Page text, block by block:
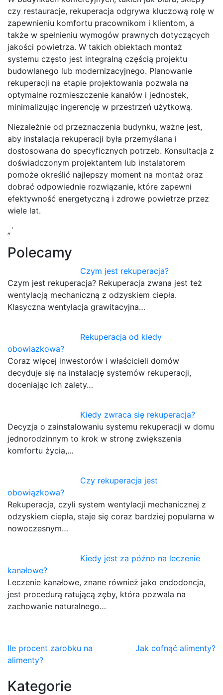
czy restauracje, rekuperacja odgrywa kluczową rolę w
zapewnieniu komfortu pracownikom i klientom, a
także w spełnieniu wymogów prawnych dotyczących
jakości powietrza. W takich obiektach montaż
systemu często jest integralną częścią projektu
budowlanego lub modernizacyjnego. Planowanie
rekuperacji na etapie projektowania pozwala na
optymalne rozmieszczenie kanałów i jednostek,
minimalizując ingerencję w przestrzeń użytkową.
Niezależnie od przeznaczenia budynku, ważne jest,
aby instalacja rekuperacji była przemyślana i
dostosowana do specyficznych potrzeb. Konsultacja z
doświadczonym projektantem lub instalatorem
pomoże określić najlepszy moment na montaż oraz
dobrać odpowiednie rozwiązanie, które zapewni
efektywność energetyczną i zdrowe powietrze przez
wiele lat.
„`
Polecamy
Czym jest rekuperacja?
Czym jest rekuperacja? Rekuperacja zwana jest też
wentylacją mechaniczną z odzyskiem ciepła.
Klasyczna wentylacja grawitacyjna…
Rekuperacja od kiedy
obowiazkowa?
Coraz więcej inwestorów i właścicieli domów
decyduje się na instalację systemów rekuperacji,
doceniając ich zalety…
Kiedy zwraca się rekuperacja?
Decyzja o zainstalowaniu systemu rekuperacji w domu
jednorodzinnym to krok w stronę zwiększenia
komfortu życia,…
Czy rekuperacja jest
obowiązkowa?
Rekuperacja, czyli system wentylacji mechanicznej z
odzyskiem ciepła, staje się coraz bardziej popularna w
nowoczesnym…
Kiedy jest za późno na leczenie
kanałowe?
Leczenie kanałowe, znane również jako endodoncja,
jest procedurą ratującą zęby, która pozwala na
zachowanie naturalnego…
Nawigacja
wpisu
Ile procent zarobku na
alimenty?
Jak cofnąć alimenty?
Kategorie